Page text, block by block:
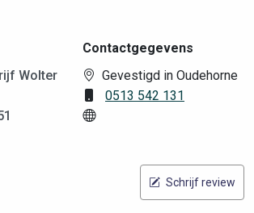
Wolter
Contactgegevens
Gevestigd in Oudehorne
0513 542 131
Schrijf review